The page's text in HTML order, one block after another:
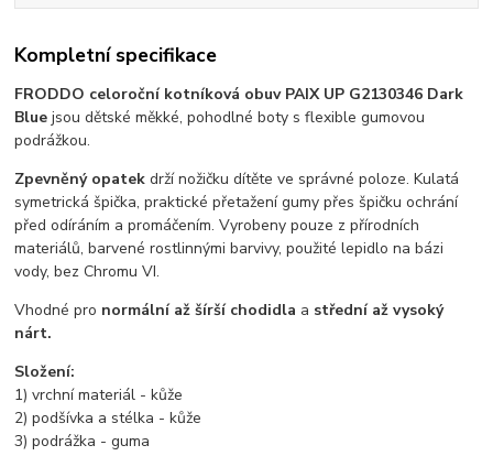
Kompletní specifikace
FRODDO celoroční kotníková obuv PAIX UP G2130346 Dark
Blue jsou dětské měkké, pohodlné boty s flexible gumovou
podrážkou.
Zpevněný opatek drží nožičku dítěte ve správné poloze. Kulatá
symetrická špička, praktické přetažení gumy přes špičku ochrání
před odíráním a promáčením. Vyrobeny pouze z přírodních
materiálů, barvené rostlinnými barvivy, použité lepidlo na bázi
vody, bez Chromu VI.
Vhodné pro normální až šírší chodidla a střední až vysoký
nárt.
Složení:
1) vrchní materiál - kůže
2) podšívka a stélka - kůže
3) podrážka - guma